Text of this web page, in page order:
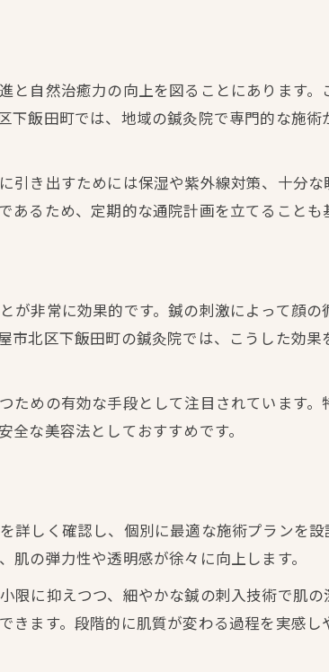
自然治癒力の向上を図ることにあります
飯田町では、地域の鍼灸院で専門的な施術
引き出すためには保湿や紫外線対策、十分
るため、定期的な通院計画を立てることも
非常に効果的です。鍼の刺激によって顔の
北区下飯田町の鍼灸院では、こうした効
めの有効な手段として注目されています。
な美容法としておすすめです。
しく確認し、個別に最適な施術プランを設
の弾力性や透明感が徐々に向上します。
に抑えつつ、細やかな鍼の刺入技術で肌
ます。段階的に肌質が変わる過程を実感し